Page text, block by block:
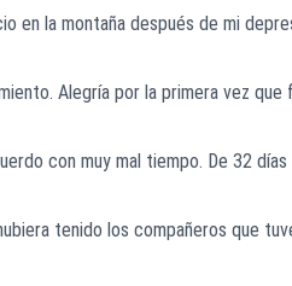
en la montaña después de mi
Alegría por la primera vez
con muy mal tiempo. De 32
tenido los compañeros que